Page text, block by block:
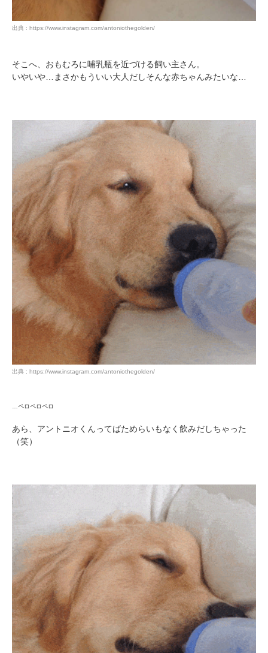
出典 : https://www.instagram.com/antoniothegolden/
そこへ、おもむろに哺乳瓶を近づける飼い主さん。
いやいや…まさかもういい大人だしそんな赤ちゃんみたいな…
出典 : https://www.instagram.com/antoniothegolden/
…ペロペロペロ
あら、アントニオくんってばためらいもなく飲みだしちゃった
（笑）
PECOアプリをダウンロード済みの方
アプリで開く